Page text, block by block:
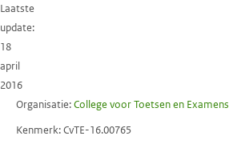
Laatste
update
18
april
2016
Organisatie College voor Toetsen en Examens
Kenmerk CvTE-16.00765